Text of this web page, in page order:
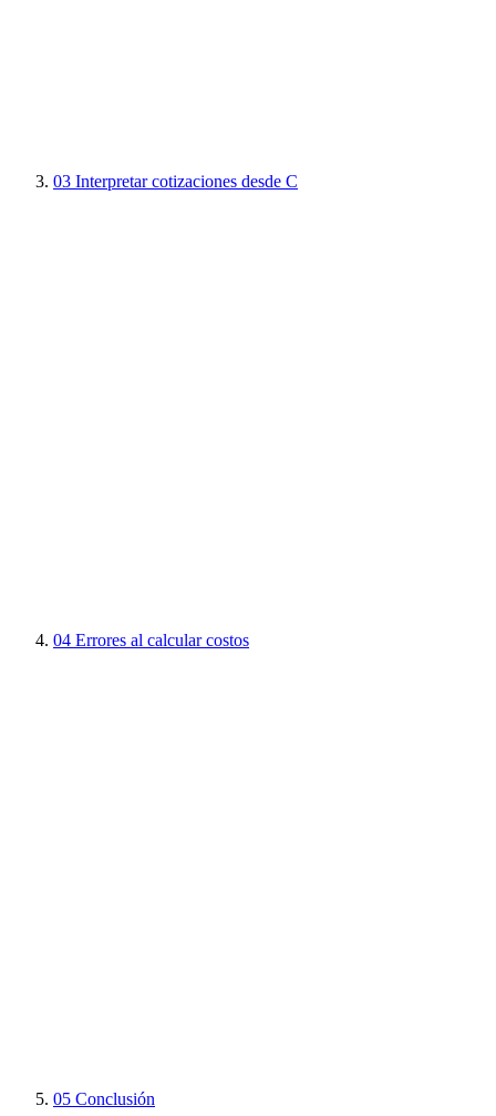
03 Interpretar cotizaciones desde C
04 Errores al calcular costos
05 Conclusión